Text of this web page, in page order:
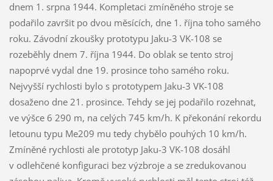
dnem 1. srpna 1944. Kompletaci zmíněného stroje se
podařilo završit po dvou měsících, dne 1. října toho samého
roku. Závodní zkoušky prototypu Jaku-3 VK-108 se
rozeběhly dnem 7. října 1944. Do oblak se tento stroj
napoprvé vydal dne 19. prosince toho samého roku.
Nejvyšší rychlosti bylo s prototypem Jaku-3 VK-108
dosaženo dne 21. prosince. Tehdy se jej podařilo rozehnat,
ve výšce 6 290 m, na celých 745 km/h. K překonání rekordu
letounu typu Me209 mu tedy chybělo pouhých 10 km/h.
Zmíněné rychlosti ale prototyp Jaku-3 VK-108 dosáhl
v odlehčené konfiguraci bez výzbroje a se zredukovanou